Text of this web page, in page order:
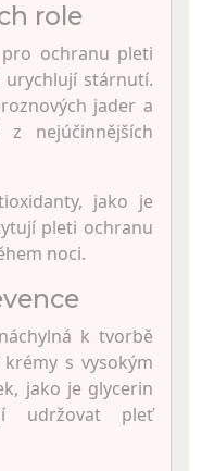
role
ochranu pleti
stárnutí.
jader a
nejúčinnějších
jako je
pleti ochranu
noci.
k tvorbě
s vysokým
jako je glycerin
udržovat pleť